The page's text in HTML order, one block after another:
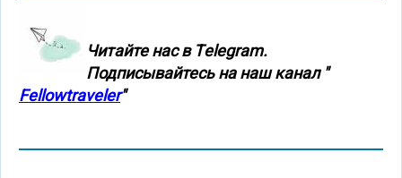
Читайте нас в Тelegram.
Подписывайтесь на наш канал "
Fellowtraveler"